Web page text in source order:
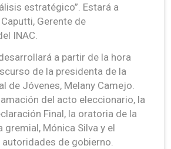
estratégico”. Estará a
Gerente de
INAC.
a partir de la hora
de la presidenta de la
de Jóvenes, Melany Camejo.
del acto eleccionario, la
Final, la oratoria de la
gremial, Mónica Silva y el
de gobierno.